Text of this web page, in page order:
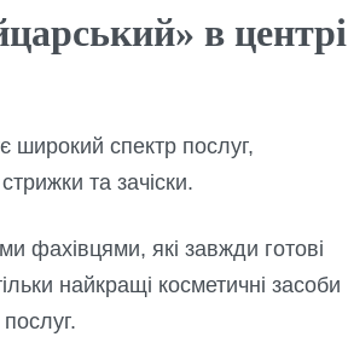
в центрі
широкий спектр послуг,
та зачіски.
фахівцями, які завжди готові
найкращі косметичні засоби